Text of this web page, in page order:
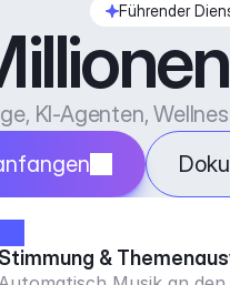
Führender
KI-Agenten,
Stimmung &